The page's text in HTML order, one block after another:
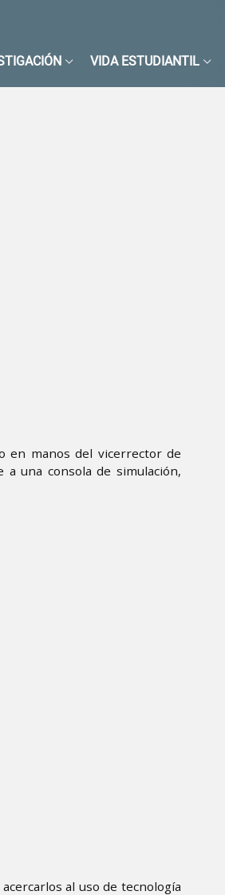
VIDA ESTUDIANTIL
en manos del vicerrector de
a una consola de simulación,
al uso de tecnología